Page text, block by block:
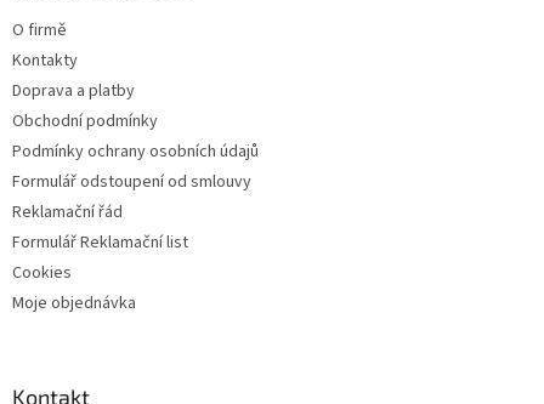
O firmě
Kontakty
Doprava a platby
Obchodní podmínky
Podmínky ochrany osobních údajů
Formulář odstoupení od smlouvy
Reklamační řád
Formulář Reklamační list
Cookies
Moje objednávka
Kontakt